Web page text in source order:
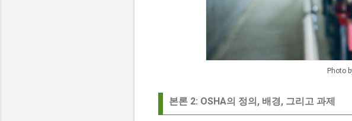
Photo
본론 2: OSHA의 정의, 배경, 그리고 과제